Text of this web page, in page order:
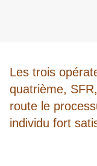
Les trois
quatrième,
route le
individu fort